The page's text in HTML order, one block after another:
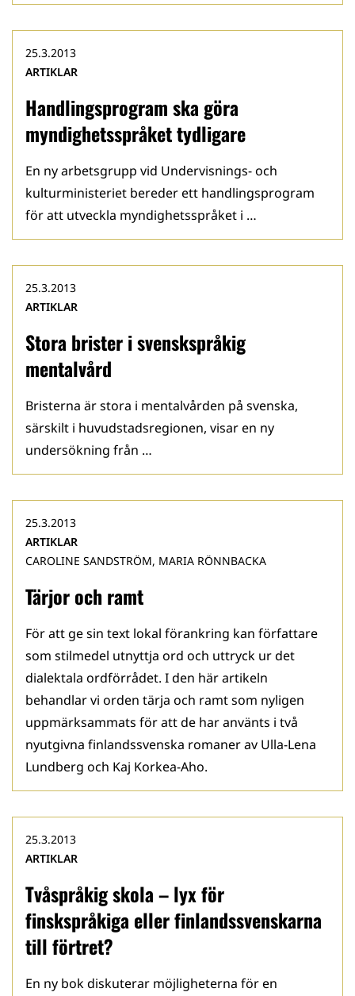
Handlingsprogram ska göra
myndighetsspråket tydligare
25.3.2013
ARTIKLAR
En ny arbetsgrupp vid Undervisnings- och
kulturministeriet bereder ett handlingsprogram
för att utveckla myndighetsspråket i …
Stora brister i svenskspråkig
mentalvård
25.3.2013
ARTIKLAR
Bristerna är stora i mentalvården på svenska,
särskilt i huvudstadsregionen, visar en ny
undersökning från …
Tärjor och ramt
25.3.2013
ARTIKLAR
CAROLINE SANDSTRÖM, MARIA RÖNNBACKA
För att ge sin text lokal förankring kan författare
som stilmedel utnyttja ord och uttryck ur det
dialektala ordförrådet. I den här artikeln
behandlar vi orden tärja och ramt som nyligen
uppmärksammats för att de har använts i två
nyutgivna finlandssvenska romaner av Ulla-Lena
Lundberg och Kaj Korkea-Aho.
Tvåspråkig skola – lyx för
finskspråkiga eller finlandssvenskarna
till förtret?
25.3.2013
ARTIKLAR
En ny bok diskuterar möjligheterna för en